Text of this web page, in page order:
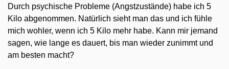
Durch psychische Probleme (Angstzustände) habe ich 5
Kilo abgenommen. Natürlich sieht man das und ich fühle
mich wohler, wenn ich 5 Kilo mehr habe. Kann mir jemand
sagen, wie lange es dauert, bis man wieder zunimmt und
am besten macht?